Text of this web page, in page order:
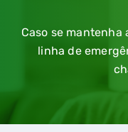
Caso se
linha de